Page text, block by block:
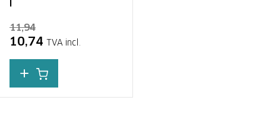
11,94
10,74 TVA incl.